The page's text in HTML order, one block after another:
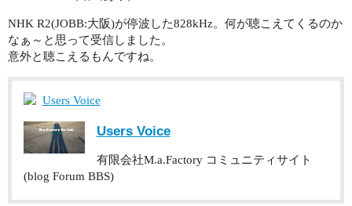
NHK R2(JOBB:大阪)が停波した828kHz。何が聴こえてくるのか
なぁ～と思って受信しました。
意外と聴こえるもんですね。
Users Voice
Users Voice
有限会社M.a.Factory コミュニティサイト
(blog Forum BBS)